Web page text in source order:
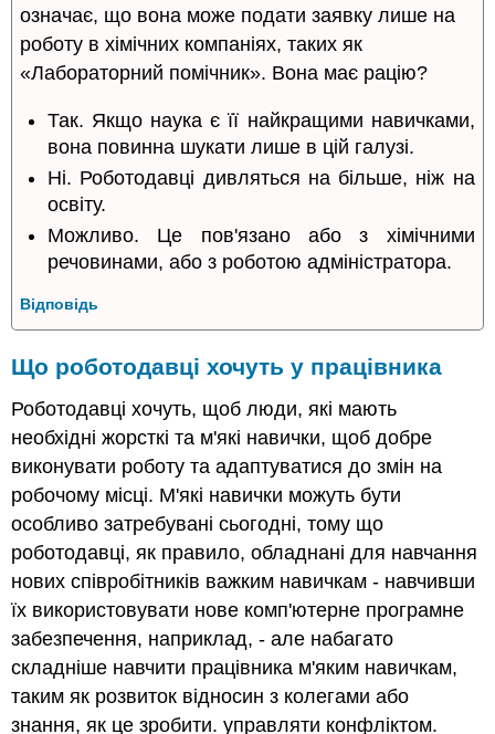
означає, що вона може подати заявку лише на
роботу в хімічних компаніях, таких як
«Лабораторний помічник». Вона має рацію?
Так. Якщо наука є її найкращими навичками,
вона повинна шукати лише в цій галузі.
Ні. Роботодавці дивляться на більше, ніж на
освіту.
Можливо. Це пов'язано або з хімічними
речовинами, або з роботою адміністратора.
Відповідь
Що роботодавці хочуть у працівника
Роботодавці хочуть, щоб люди, які мають
необхідні жорсткі та м'які навички, щоб добре
виконувати роботу та адаптуватися до змін на
робочому місці. М'які навички можуть бути
особливо затребувані сьогодні, тому що
роботодавці, як правило, обладнані для навчання
нових співробітників важким навичкам - навчивши
їх використовувати нове комп'ютерне програмне
забезпечення, наприклад, - але набагато
складніше навчити працівника м'яким навичкам,
таким як розвиток відносин з колегами або
знання, як це зробити. управляти конфліктом.